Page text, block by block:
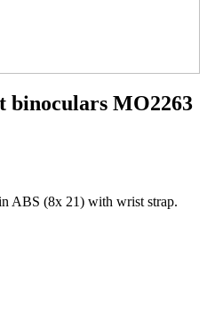
binoculars MO2263
ABS (8x 21) with wrist strap.